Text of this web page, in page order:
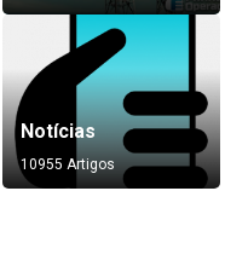
Notícias
10955 Artigos